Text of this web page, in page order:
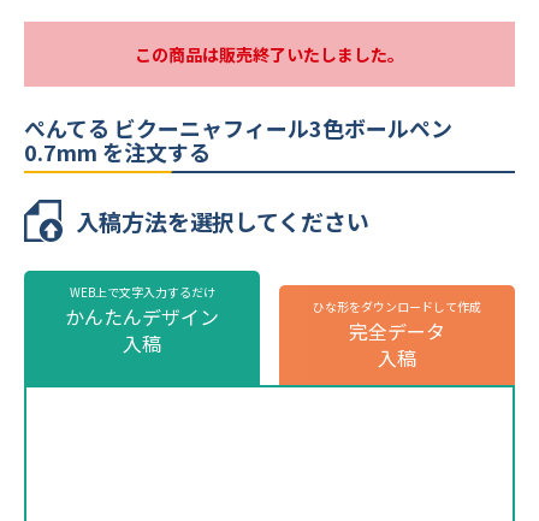
ぺんてる ビクーニャフィール3色ボールペ
ン 0.7mmの名入れ仕様
名入れ箇所
側面
版代
販売価格（本体代＋印刷代）に含む
※ 再注文の際、仕上がりには商品の個体差や名入れ位置・色に若干の差が
生じる場合がございます。
この商品は販売終了いたしました。
ぺんてる ビクーニャフィール3色ボールペン
0.7mm を注文する
入稿方法を選択してください
WEB上で文字入力するだけ
かんたんデザイン
入稿
ひな形をダウンロードして作成
完全データ
入稿
株式会社ミコミル